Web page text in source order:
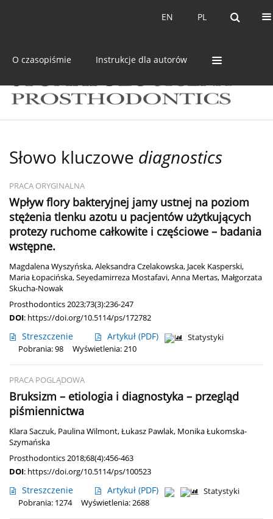
PL
EN PL
EN
O czasopiśmie Instrukcje dla autorów
Słowo kluczowe diagnostics
PRACA ORYGINALNA
Wpływ flory bakteryjnej jamy ustnej na poziom
stężenia tlenku azotu u pacjentów użytkujących
protezy ruchome całkowite i częściowe – badania
wstępne.
Magdalena Wyszyńska,Aleksandra Czelakowska, Jacek Kasperski,
Maria Łopacińska,Seyedamirreza Mostafavi,Anna Mertas, Małgorzata
Skucha-Nowak
Prosthodontics 2023;73(3):236-247
DOI: https://doi.org/10.5114/ps/172782
Streszczenie Artykuł (PDF)
Statystyki
Pobrania: 98
Wyświetlenia: 210
PRACA POGLĄDOWA
Bruksizm – etiologia i diagnostyka – przegląd
piśmiennictwa
Klara Saczuk, Paulina Wilmont,Łukasz Pawlak, Monika Łukomska-
Szymańska
Prosthodontics 2018;68(4):456-463
DOI: https://doi.org/10.5114/ps/100523
Streszczenie Artykuł (PDF)
Statystyki
Pobrania: 1274
Wyświetlenia: 2688